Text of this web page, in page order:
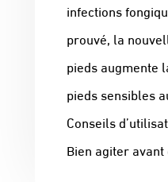
infections
prouvé, la
pieds augmente
pieds sensibles
Conseils
Bien agiter